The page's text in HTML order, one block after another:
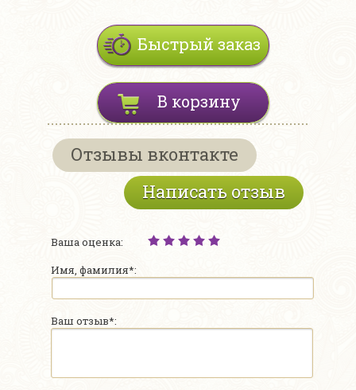
Быстрый заказ
В корзину
Отзывы вконтакте
Написать отзыв
Ваша оценка:
Имя, фамилия*:
Ваш отзыв*: